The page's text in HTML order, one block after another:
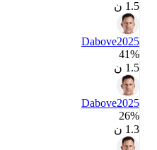
Dabove2025
41‎%‎
Dabove2025
26‎%‎